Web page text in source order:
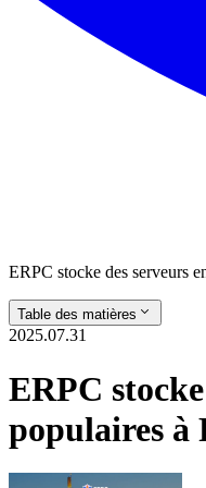
ERPC stocke des serveurs
Table des matières
2025.07.31
ERPC
populaires